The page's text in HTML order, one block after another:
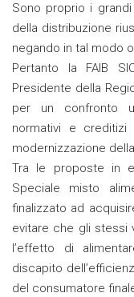
Sono proprio i
della distribuzione
negando in tal modo
Pertanto la FAIB
Presidente della
per un confronto
normativi e
modernizzazione
Tra le proposte in
Speciale misto
finalizzato ad
evitare che gli stessi
l’effetto di
discapito
del consumatore